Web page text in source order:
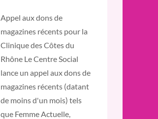
Appel aux dons de
magazines récents pour la
Clinique des Côtes du
Rhône Le Centre Social
lance un appel aux dons de
magazines récents (datant
de moins d'un mois) tels
que Femme Actuelle,